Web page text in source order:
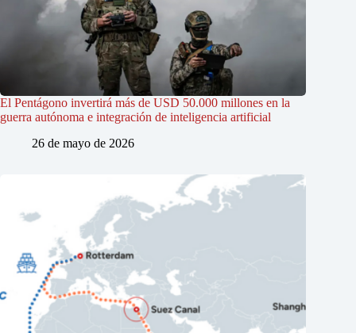
El Pentágono invertirá más de USD 50.000 millones en la
guerra autónoma e integración de inteligencia artificial
26 de mayo de 2026